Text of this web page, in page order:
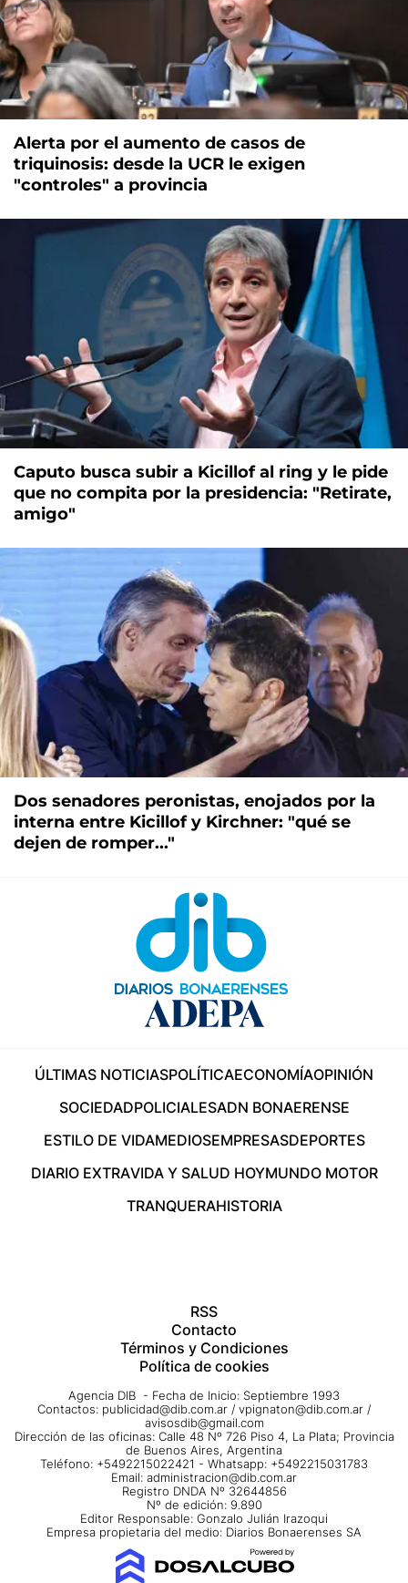
Alerta por el aumento de casos de
triquinosis: desde la UCR le exigen
"controles" a provincia
Caputo busca subir a Kicillof al ring y le pide
que no compita por la presidencia: "Retirate,
amigo"
Dos senadores peronistas, enojados por la
interna entre Kicillof y Kirchner: "qué se
dejen de romper..."
ÚLTIMAS NOTICIASPOLÍTICAECONOMÍAOPINIÓN
SOCIEDADPOLICIALESADN BONAERENSE
ESTILO DE VIDAMEDIOSEMPRESASDEPORTES
DIARIO EXTRAVIDA Y SALUD HOYMUNDO MOTOR
TRANQUERAHISTORIA
RSS
Contacto
Términos y Condiciones
Política de cookies
Agencia DIB - Fecha de Inicio: Septiembre 1993
Contactos: publicidad@dib.com.ar / vpignaton@dib.com.ar /
avisosdib@gmail.com
Dirección de las oficinas: Calle 48 Nº 726 Piso 4, La Plata; Provincia
de Buenos Aires, Argentina
Teléfono: +5492215022421 - Whatsapp: +5492215031783
Email: administracion@dib.com.ar
Registro DNDA Nº 32644856
Nº de edición: 9.890
Editor Responsable: Gonzalo Julián Irazoqui
Empresa propietaria del medio: Diarios Bonaerenses SA